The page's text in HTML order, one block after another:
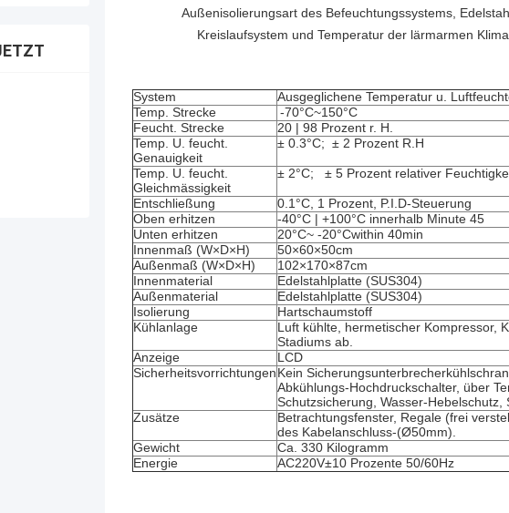
Außenisolierungsart des Befeuchtungssystems,
Kreislaufsystem und Temperatur der lärmarmen
System
Ausgeglichene Temperatur u.
Temp. Strecke
-70°C~150°C
Feucht. Strecke
20 | 98 Prozent r. H.
Temp. U. feucht.
Genauigkeit
± 0.3°C; ± 2 Prozent R.H
Temp. U. feucht.
Gleichmässigkeit
± 2°C; ± 5 Prozent relativer
Entschließung
0.1°C, 1 Prozent, P.I.D-Steuerung
Oben erhitzen
-40°C | +100°C innerhalb Minute 45
Unten erhitzen
20°C~ -20°Cwithin 40min
Innenmaß (W×D×H)
50×60×50cm
Außenmaß (W×D×H)
102×170×87cm
Innenmaterial
Edelstahlplatte (SUS304)
Außenmaterial
Edelstahlplatte (SUS304)
Isolierung
Hartschaumstoff
Kühlanlage
Luft kühlte, hermetischer Kompressor,
Stadiums ab.
Anzeige
LCD
SicherheitsvorrichtungenKein
Abkühlungs-Hochdruckschalter, über
Schutzsicherung, Wasser-Hebelschutz,
Zusätze
Betrachtungsfenster, Regale (frei
des Kabelanschluss-(Ø50mm).
Gewicht
Ca. 330 Kilogramm
Energie
AC220V±10 Prozente 50/60Hz